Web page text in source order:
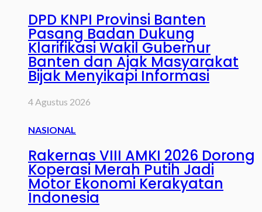
DPD KNPI Provinsi Banten
Pasang Badan Dukung
Klarifikasi Wakil Gubernur
Banten dan Ajak Masyarakat
Bijak Menyikapi Informasi
4 Agustus 2026
NASIONAL
Rakernas VIII AMKI 2026 Dorong
Koperasi Merah Putih Jadi
Motor Ekonomi Kerakyatan
Indonesia